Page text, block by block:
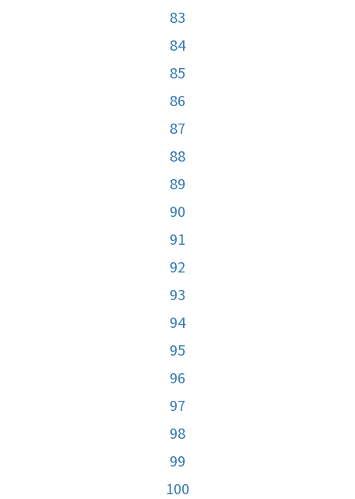
83
84
85
86
87
88
89
90
91
92
93
94
95
96
97
98
99
100